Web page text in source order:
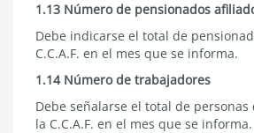
1.13 Número de pensionados
Debe indicarse el total de
C.C.A.F. en el mes que se informa.
1.14 Número de trabajadores
Debe señalarse el total de
la C.C.A.F. en el mes que se informa.